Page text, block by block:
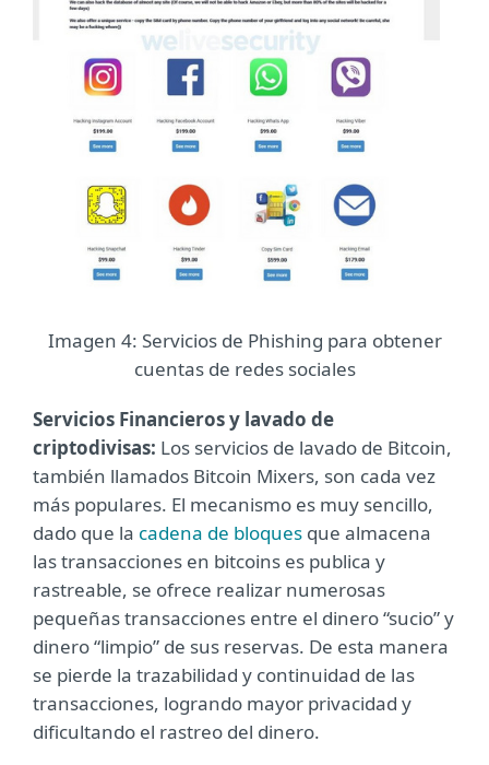
Imagen 4: Servicios de Phishing para obtener
cuentas de redes sociales
Servicios Financieros y lavado de
criptodivisas: Los servicios de lavado de Bitcoin,
también llamados Bitcoin Mixers, son cada vez
más populares. El mecanismo es muy sencillo,
dado que la cadena de bloques que almacena
las transacciones en bitcoins es publica y
rastreable, se ofrece realizar numerosas
pequeñas transacciones entre el dinero “sucio” y
dinero “limpio” de sus reservas. De esta manera
se pierde la trazabilidad y continuidad de las
transacciones, logrando mayor privacidad y
dificultando el rastreo del dinero.